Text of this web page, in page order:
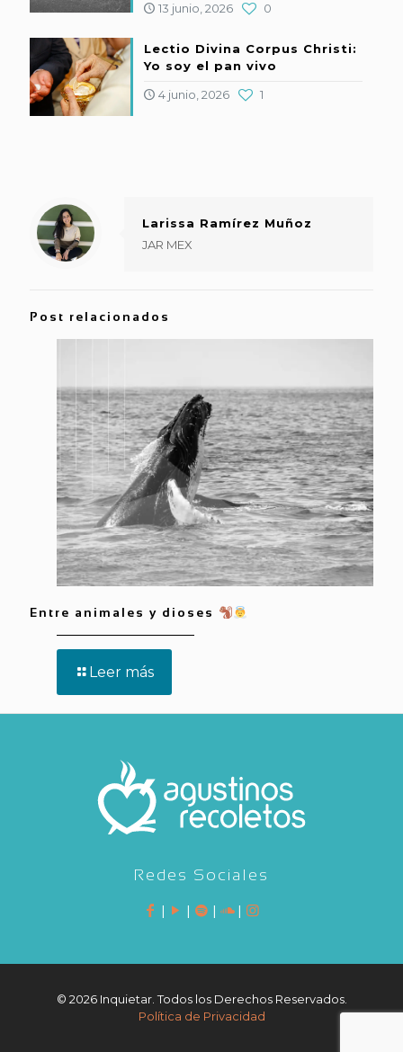
13 junio, 2026
0
Lectio Divina Corpus Christi:
Yo soy el pan vivo
4 junio, 2026
1
Larissa Ramírez Muñoz
JAR MEX
Post relacionados
Entre animales y dioses
Leer más
Redes Sociales
| | | |
© 2026 Inquietar. Todos los Derechos Reservados.
Política de Privacidad